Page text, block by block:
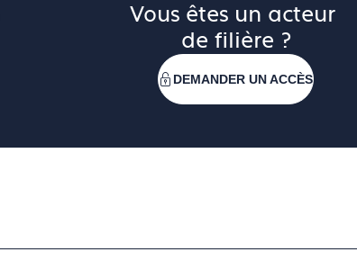
Vous êtes un acteur
de filière ?
DEMANDER UN ACCÈS